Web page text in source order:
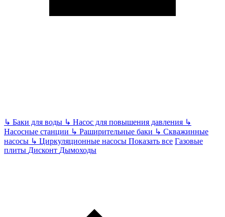
↳ Баки для воды ↳ Насос для повышения давления ↳
Насосные станции ↳ Раширительные баки ↳ Скважинные
насосы ↳ Циркуляционные насосы Показать все Газовые
плиты Дисконт Дымоходы